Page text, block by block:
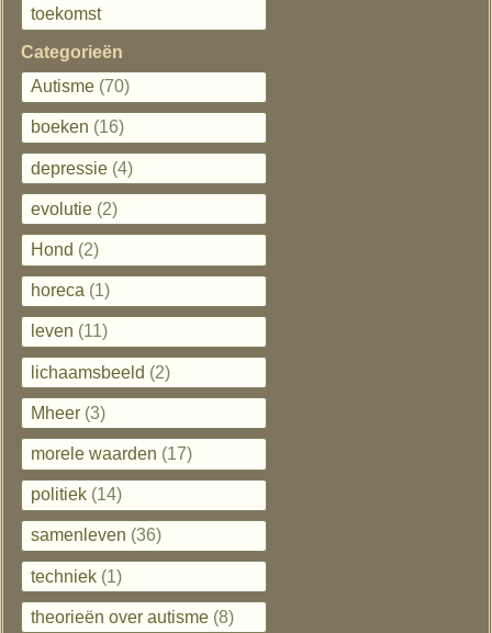
toekomst
Categorieën
Autisme (70)
boeken (16)
depressie (4)
evolutie (2)
Hond (2)
horeca (1)
leven (11)
lichaamsbeeld (2)
Mheer (3)
morele waarden (17)
politiek (14)
samenleven (36)
techniek (1)
theorieën over autisme (8)